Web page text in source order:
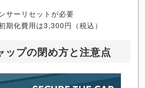
サーリセットが必要
期化費用は3,300円（税込）
ップの閉め方と注意点